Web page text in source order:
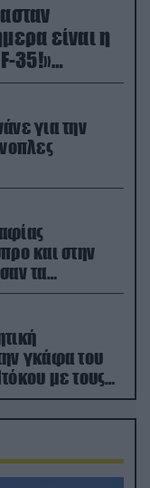
είναι η
35!»
για την
και στην
τα
γκάφα του
με τους